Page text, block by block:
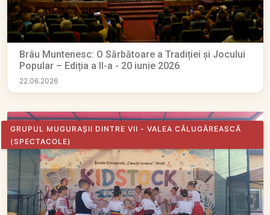
Brâu Muntenesc: O Sărbătoare a Tradiției și Jocului
Popular – Ediția a II-a - 20 iunie 2026
22.06.2026
GRUPUL MUGURAȘII DINTRE VII - VALEA CĂLUGĂREASCĂ
(SPECTACOLE)